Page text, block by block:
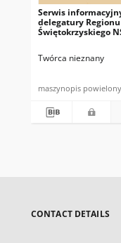
Serwis
delegatury Regionu
Świętokrzyskiego
Twórca nieznany
maszynopis powielony
CONTACT DETAILS